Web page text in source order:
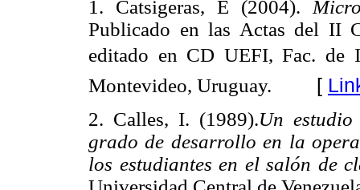
1. Catsigeras, E (2004).
Publicado en las Actas del II
editado en CD UEFI, Fac. de
Montevideo, Uruguay. [
2. Calles, I. (1989).Un
grado de desarrollo en la
los estudiantes en el salón de